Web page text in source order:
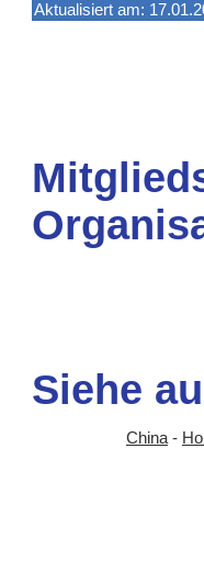
Aktualisiert am:
Siehe
China-